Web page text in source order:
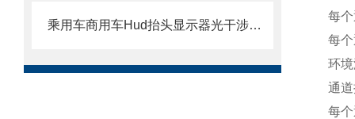
乘用车商用车Hud抬头显示器光干涉阳光倒灌太阳光模拟器
每
每
环
通
每